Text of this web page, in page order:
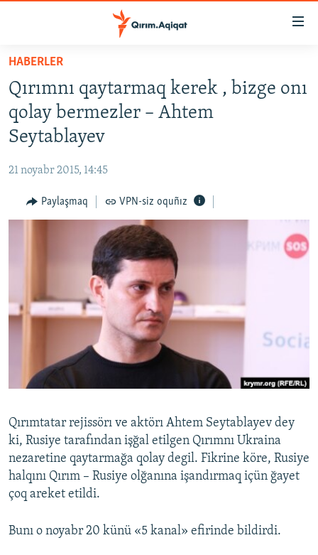
Esas
qaytmaq
Baş
navigatsiyağa
qaytmaq
Qıdıruvğa
qaytmaq
SİYASET
İQTİSADİYAT
MEDENİYET
İNSAN AQLARI
FİKİR
Українською
RFE/RS bütün saytları
HABERLER
Qırımnı qaytarmaq kerek , bizge onı
qolay bermezler – Ahtem
Seytablayev
21 noyabr 2015, 14:45
Paylaşmaq VPN-siz oquñız
Qırımtatar rejissörı ve aktörı Ahtem Seytablayev dey
ki, Rusiye tarafından işğal etilgen Qırımnı Ukraina
nezaretine qaytarmağa qolay degil. Fikrine köre, Rusiye
halqını Qırım – Rusiye olğanına işandırmaq içün ğayet
çoq areket etildi.
Bunı o noyabr 20 künü «5 kanal» efirinde bildirdi.